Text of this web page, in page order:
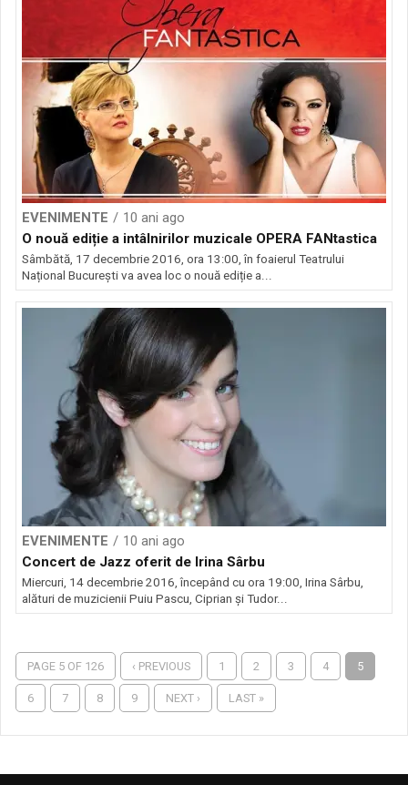
EVENIMENTE
10 ani ago
O nouă ediție a intâlnirilor muzicale OPERA FANtastica
Sâmbătă, 17 decembrie 2016, ora 13:00, în foaierul Teatrului
Național București va avea loc o nouă ediție a...
EVENIMENTE
10 ani ago
Concert de Jazz oferit de Irina Sârbu
Miercuri, 14 decembrie 2016, începând cu ora 19:00, Irina Sârbu,
alături de muzicienii Puiu Pascu, Ciprian și Tudor...
PAGE 5 OF 126 ‹ PREVIOUS 1 2 3 4 5
6 7 8 9 NEXT › LAST »